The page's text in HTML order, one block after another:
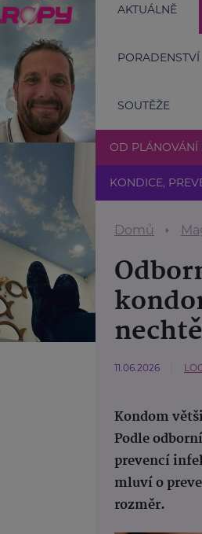
AKTUÁLNĚ
PORADENSTVÍ
SOUTĚŽE
OD PLÁNOVÁNÍ
KONDICE,
Domů
11.06.2026
Kondom
Podle
prevencí
mluví o
rozměr.